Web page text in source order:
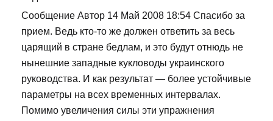
Сообщение Автор 14 Май 2008 18:54 Спасибо за
прием. Ведь кто-то же должен ответить за весь
царящий в стране бедлам, и это будут отнюдь не
нынешние западные кукловоды украинского
руководства. И как результат — более устойчивые
параметры на всех временных интервалах.
Помимо увеличения силы эти упражнения